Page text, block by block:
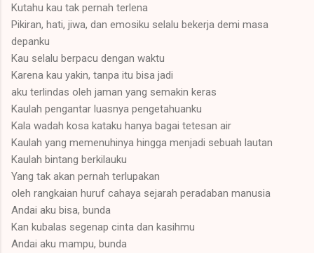
Kutahu kau tak pernah terlena
Pikiran, hati, jiwa, dan emosiku selalu bekerja demi masa
depanku
Kau selalu berpacu dengan waktu
Karena kau yakin, tanpa itu bisa jadi
aku terlindas oleh jaman yang semakin keras
Kaulah pengantar luasnya pengetahuanku
Kala wadah kosa kataku hanya bagai tetesan air
Kaulah yang memenuhinya hingga menjadi sebuah lautan
Kaulah bintang berkilauku
Yang tak akan pernah terlupakan
oleh rangkaian huruf cahaya sejarah peradaban manusia
Andai aku bisa, bunda
Kan kubalas segenap cinta dan kasihmu
Andai aku mampu, bunda